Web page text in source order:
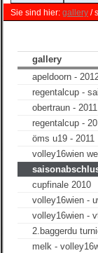
Sie sind hier: gallery /
gallery
apeldoorn -
regentalcup -
obertraun - 2011
regentalcup -
öms u19 - 2011
volley16wien
cupfinale 2010
volley16wien -
volley16wien -
2.baggerdu
melk -